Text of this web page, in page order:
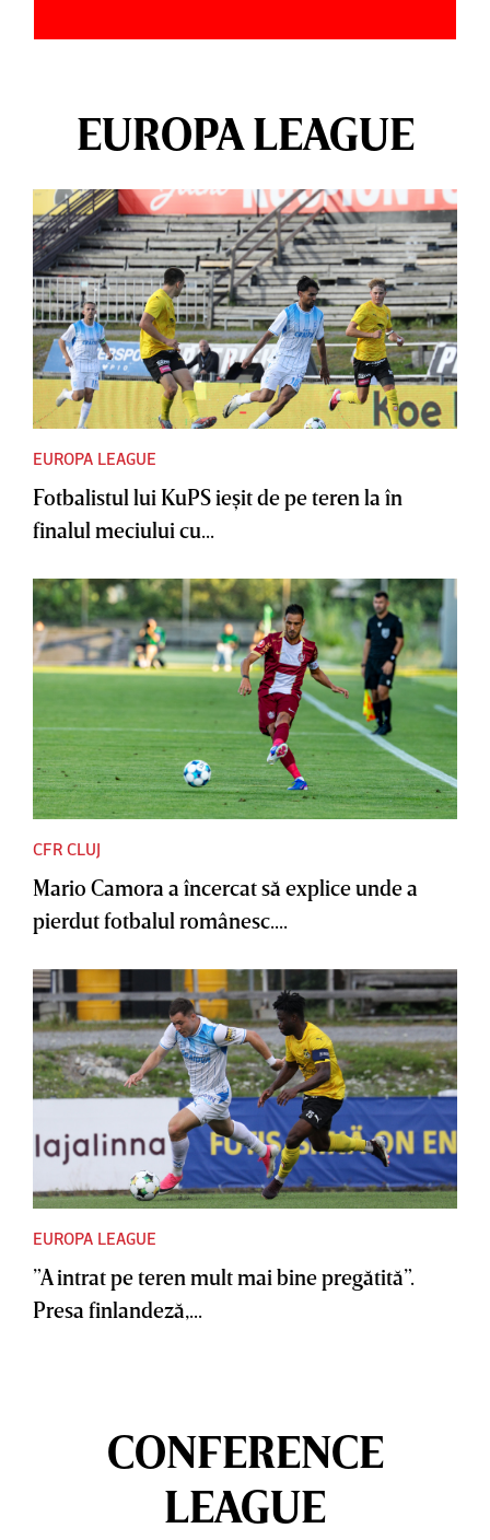
EUROPA LEAGUE
EUROPA LEAGUE
Fotbalistul lui KuPS ieşit de pe teren la în
finalul meciului cu...
CFR CLUJ
Mario Camora a încercat să explice unde a
pierdut fotbalul românesc....
EUROPA LEAGUE
”A intrat pe teren mult mai bine pregătită”.
Presa finlandeză,...
CONFERENCE
LEAGUE